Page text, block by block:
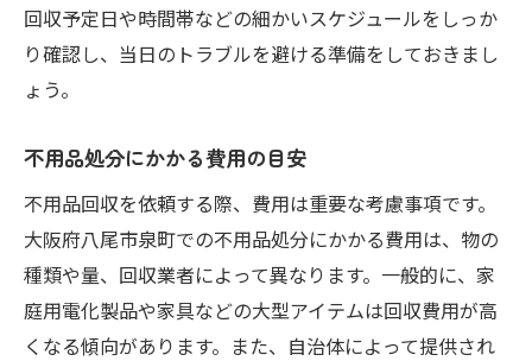
不用品回収で地域貢献と環境保護を両立する方
法
不用品を通じた地域貢献の事例
環境教育を通じた意識改革の重要性
住民参加型の不用品回収プログラムとは？
地域の未来を守るための持続可能な取り組
み
回収予定日や時間帯などの細かいスケジュールをしっか
り確認し、当日のトラブルを避ける準備をしておきまし
ょう。
不用品処分にかかる費用の目安
不用品回収を依頼する際、費用は重要な考慮事項です。
大阪府八尾市泉町での不用品処分にかかる費用は、物の
種類や量、回収業者によって異なります。一般的に、家
庭用電化製品や家具などの大型アイテムは回収費用が高
くなる傾向があります。また、自治体によって提供され